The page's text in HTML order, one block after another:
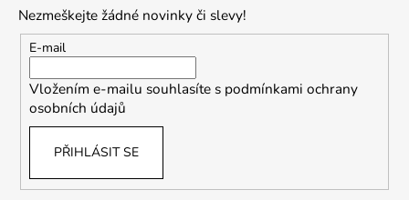
Nezmeškejte žádné novinky či slevy!
E-mail
Vložením e-mailu souhlasíte s podmínkami ochrany
osobních údajů
PŘIHLÁSIT SE